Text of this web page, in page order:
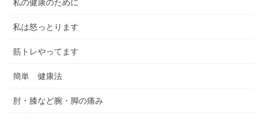
私の健康のために
私は怒っとります
筋トレやってます
簡単 健康法
肘・膝など腕・脚の痛み